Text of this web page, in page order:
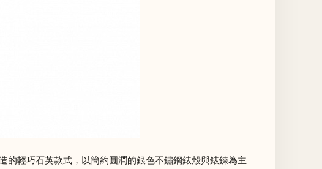
的輕巧石英款式，以簡約圓潤的銀色不鏽鋼錶殼與錶鍊為主